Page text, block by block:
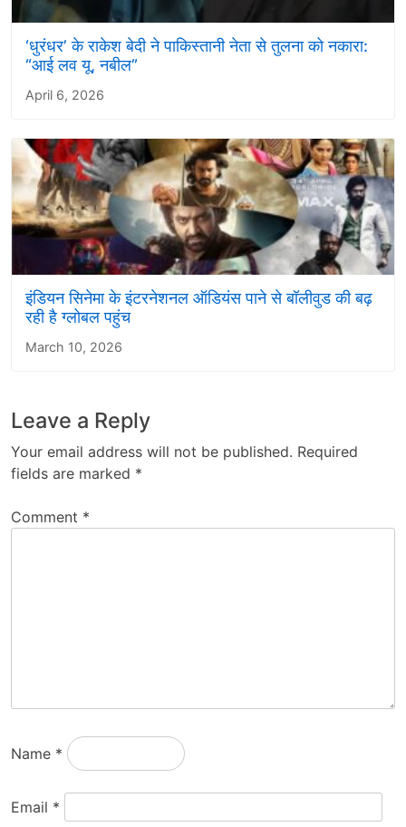
‘धुरंधर’ के राकेश बेदी ने पाकिस्तानी नेता से तुलना को नकारा:
“आई लव यू, नबील”
April 6, 2026
इंडियन सिनेमा के इंटरनेशनल ऑडियंस पाने से बॉलीवुड की बढ़
रही है ग्लोबल पहुंच
March 10, 2026
Leave a Reply
Your email address will not be published. Required
fields are marked *
Comment *
Name *
Email *